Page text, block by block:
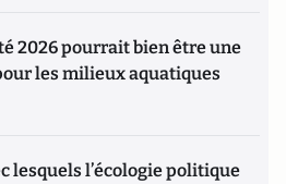
2026 pourrait bien être une
les milieux aquatiques
lesquels l’écologie politique